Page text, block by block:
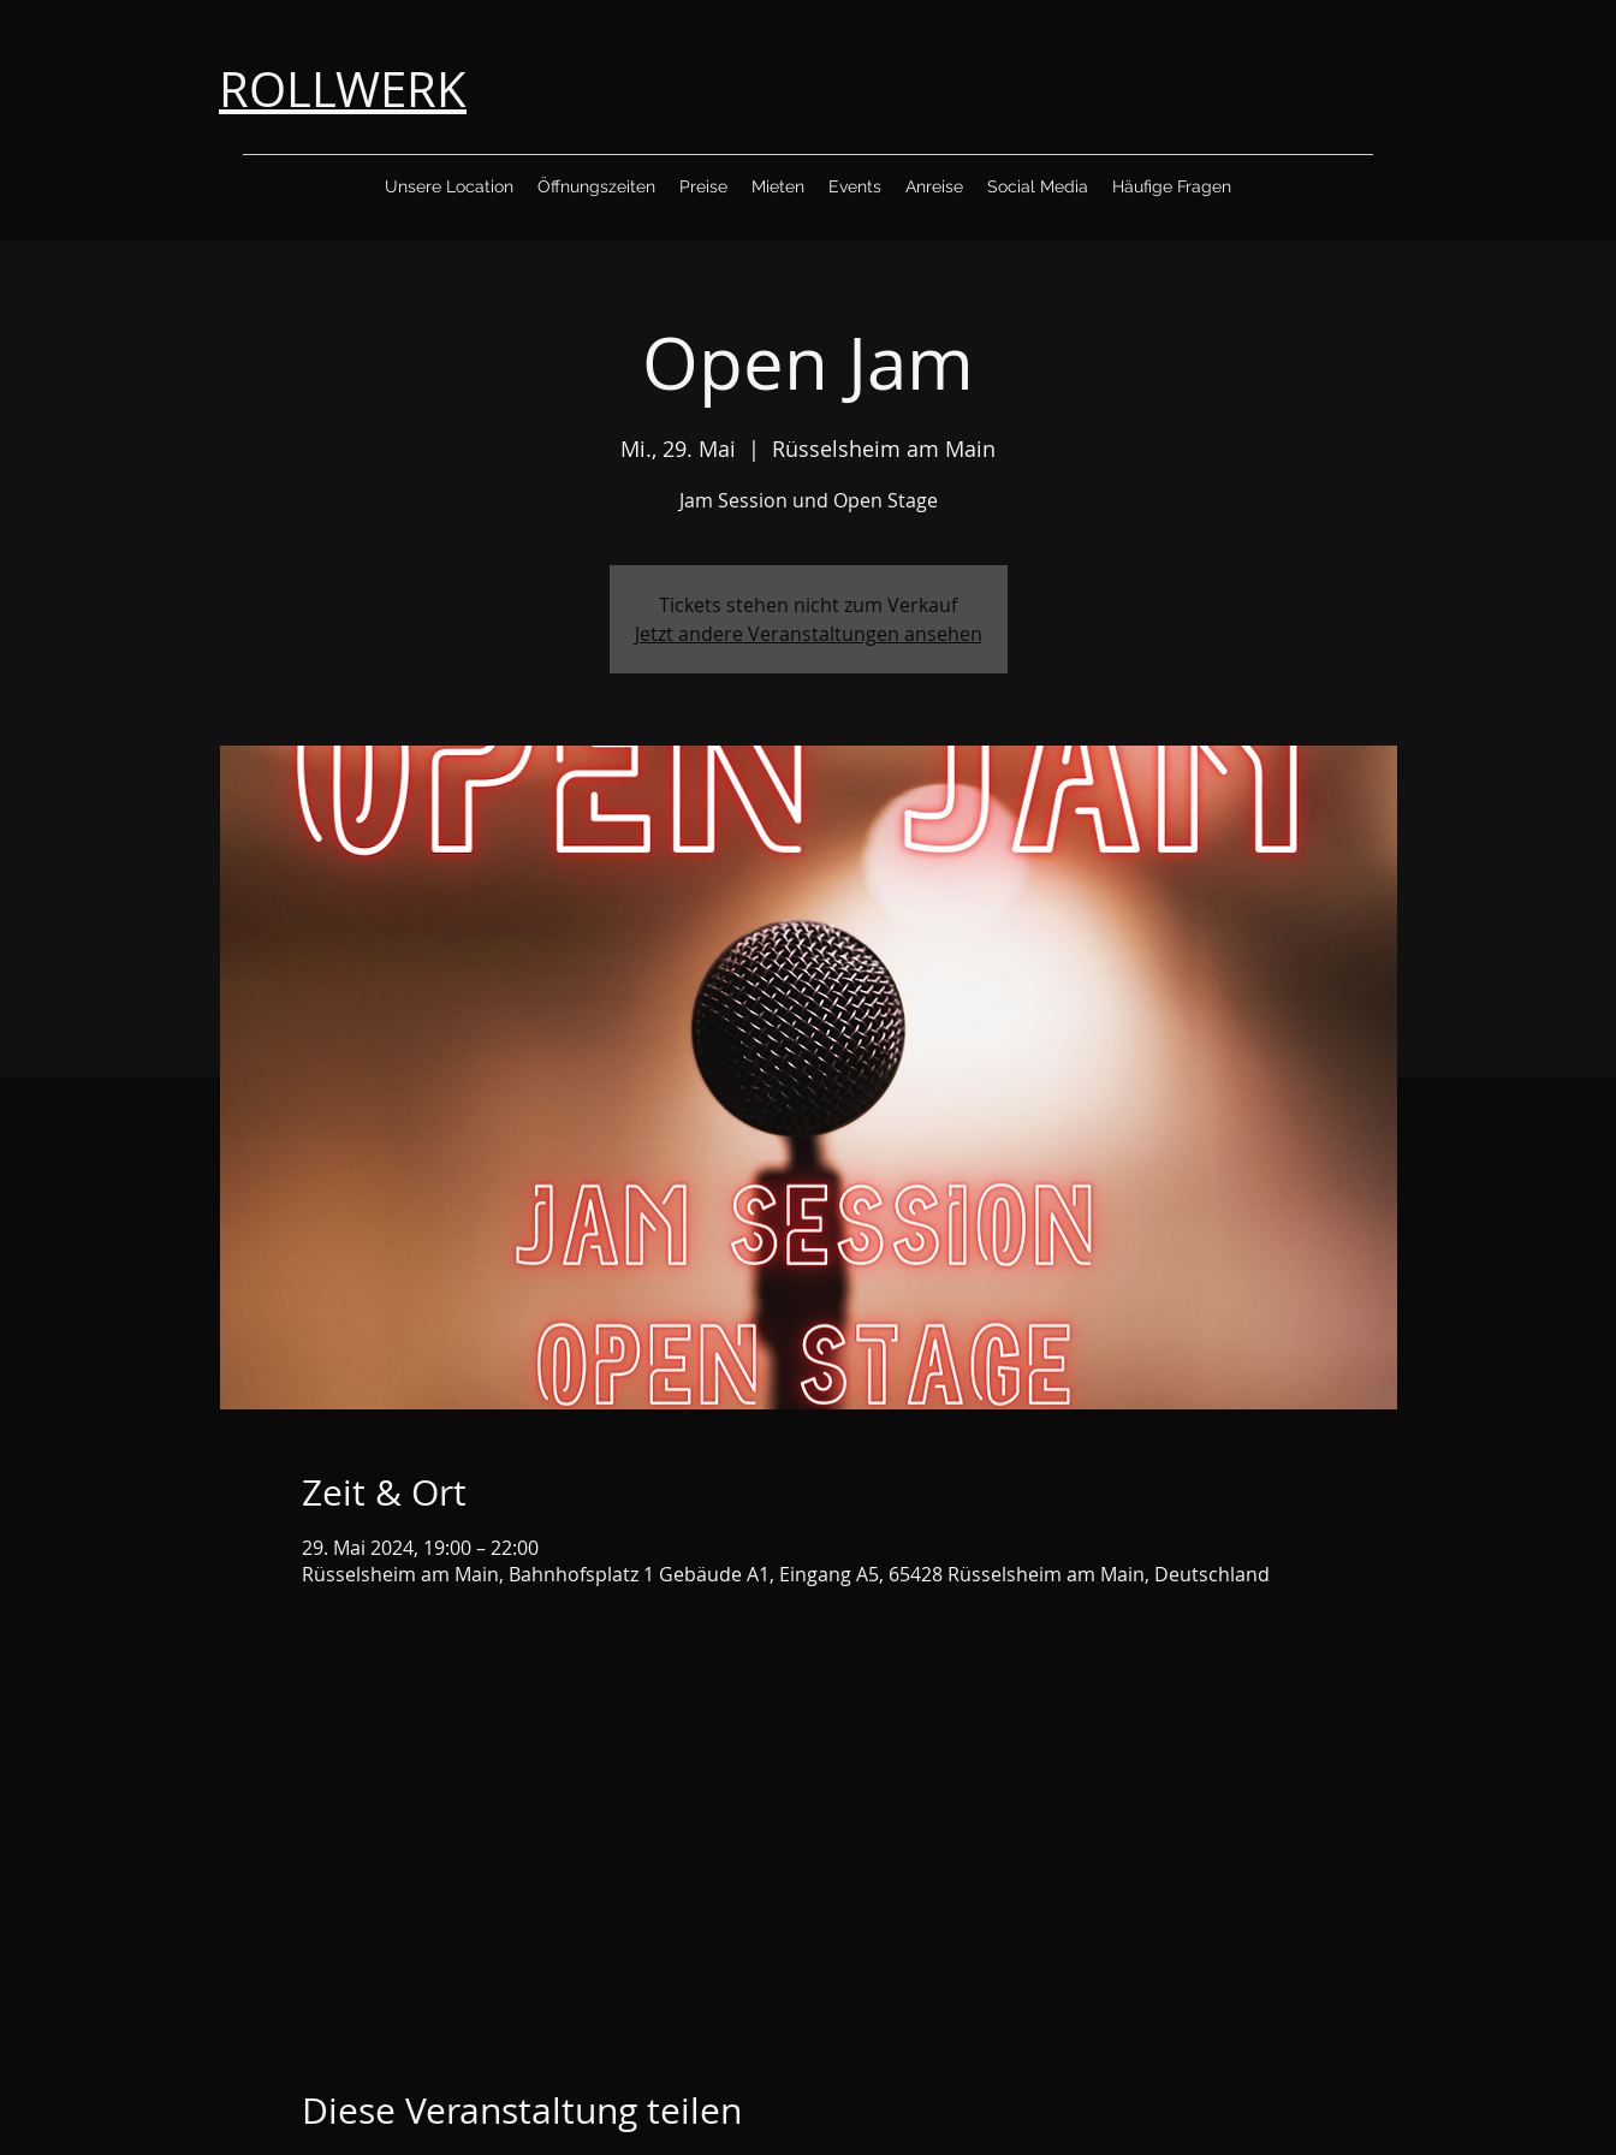
ROLLWERK
Unsere Location Öffnungszeiten Preise Mieten Events Anreise Social Media Häufige Fragen
Open Jam
Mi., 29. Mai
  |
Rüsselsheim am Main
Jam Session und Open Stage
Tickets stehen nicht zum Verkauf
Jetzt andere Veranstaltungen ansehen
Zeit & Ort
29. Mai 2024, 19:00 – 22:00
Rüsselsheim am Main, Bahnhofsplatz 1 Gebäude A1, Eingang A5, 65428 Rüsselsheim am Main, Deutschland
Diese Veranstaltung teilen